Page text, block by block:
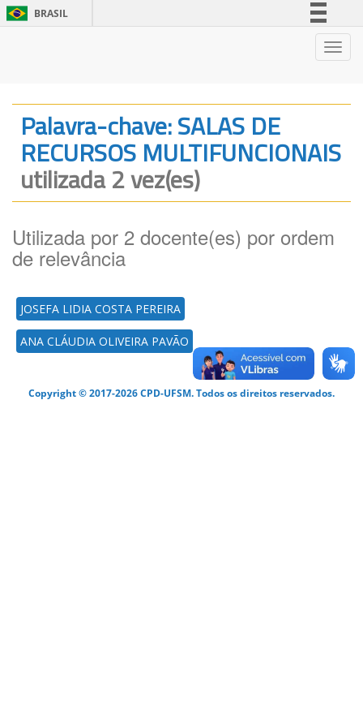
BRASIL
Legislação
Canais
Palavra-chave: SALAS DE
RECURSOS MULTIFUNCIONAIS
utilizada 2 vez(es)
Utilizada por 2 docente(es) por ordem
de relevância
JOSEFA LIDIA COSTA PEREIRA
ANA CLÁUDIA OLIVEIRA PAVÃO
Copyright © 2017-2026 CPD-UFSM. Todos os direitos reservados.